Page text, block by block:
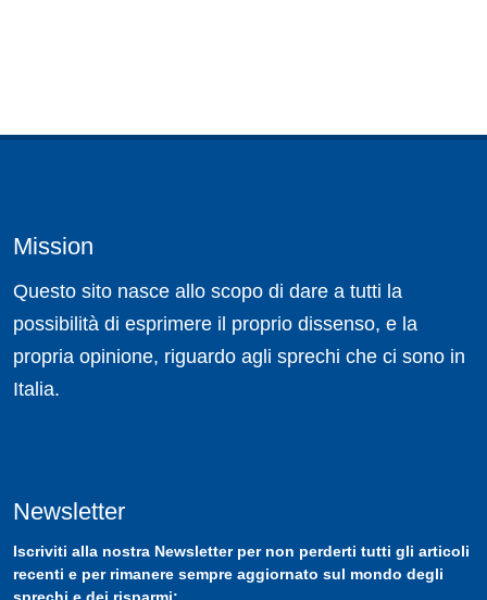
Mission
Questo sito nasce allo scopo di dare a tutti la
possibilità di esprimere il proprio dissenso, e la
propria opinione, riguardo agli sprechi che ci sono in
Italia.
Newsletter
Iscriviti alla nostra Newsletterper non perderti tutti gli articoli
recenti e per rimanere sempre aggiornato sul mondo degli